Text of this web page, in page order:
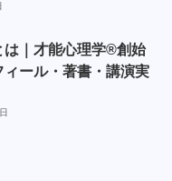
は｜才能心理学®創始
ィール・著書・講演実